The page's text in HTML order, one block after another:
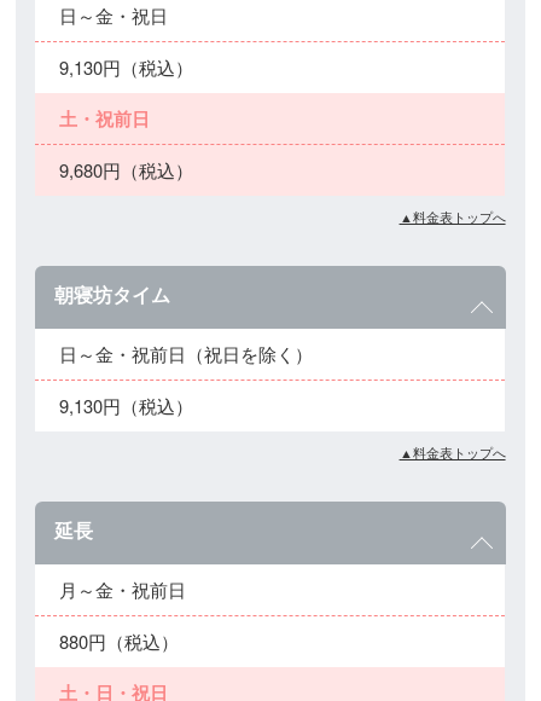
日～金・祝日
9,130円（税込）
土・祝前日
9,680円（税込）
▲料金表トップへ
朝寝坊タイム
日～金・祝前日（祝日を除く）
9,130円（税込）
▲料金表トップへ
延長
月～金・祝前日
880円（税込）
土・日・祝日